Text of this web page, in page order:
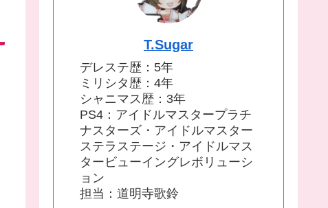
T.Sugar
デレステ歴：5年
ミリシタ歴：4年
シャニマス歴：3年
PS4：アイドルマスタープラチ
ナスターズ・アイドルマスター
ステラステージ・アイドルマス
タービューイングレボリューシ
ョン
担当：道明寺歌鈴